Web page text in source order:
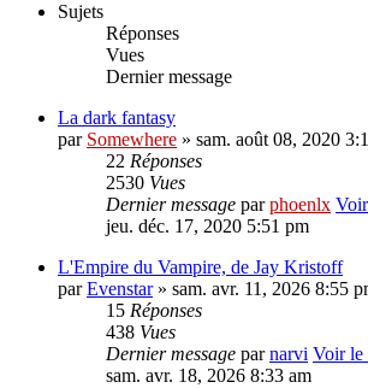
Sujets
Réponses
Vues
Dernier message
La dark fantasy
par Somewhere » sam. août 08, 2020
22 Réponses
2530 Vues
Dernier message parphoenlx
jeu. déc. 17, 2020 5:51 pm
L'Empire du Vampire, de Jay Kristoff
parEvenstar» sam. avr. 11, 2026 8:55
15 Réponses
438 Vues
Dernier message parnarvi Voir le
sam. avr. 18, 2026 8:33 am